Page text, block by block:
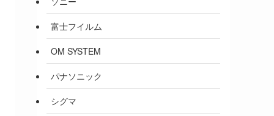
富士フイルム
OM SYSTEM
パナソニック
シグマ